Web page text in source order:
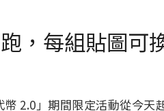
，每組貼圖可
2.0」期間限定活動從今天